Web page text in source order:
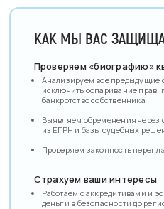
КАК МЫ ВАС
Проверяем «биографию»
Анализируем все предыдущие
исключить оспаривание прав,
банкротство собственника
Выявляем обременения через
из ЕГРН и базы судебных
Проверяем законность
Страхуем ваши интересы
Работаем с аккредитивами и
деньги в безопасности до